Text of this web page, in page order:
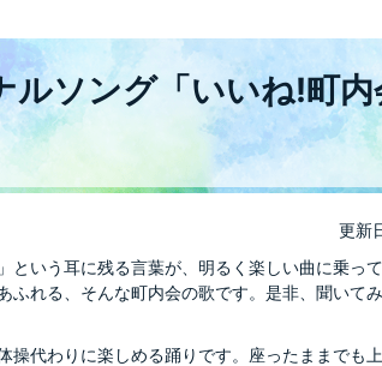
ルソング「いいね!町
更新
という耳に残る言葉が、明るく楽しい曲に乗っ
ふれる、そんな町内会の歌です。是非、聞いて
操代わりに楽しめる踊りです。座ったままでも